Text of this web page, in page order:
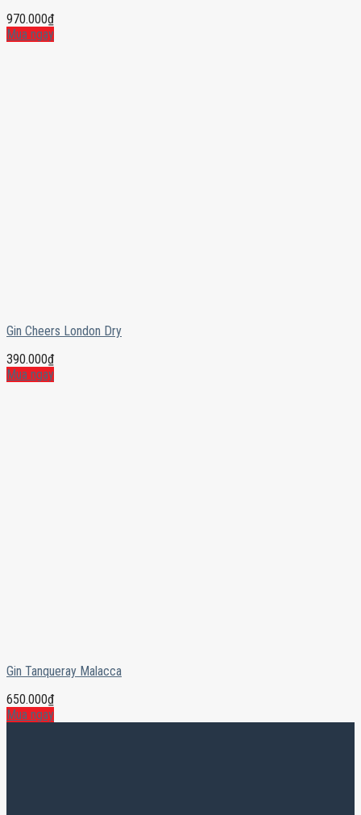
970.000₫
Mua ngay
Gin Cheers London Dry
390.000₫
Mua ngay
Gin Tanqueray Malacca
650.000₫
Mua ngay